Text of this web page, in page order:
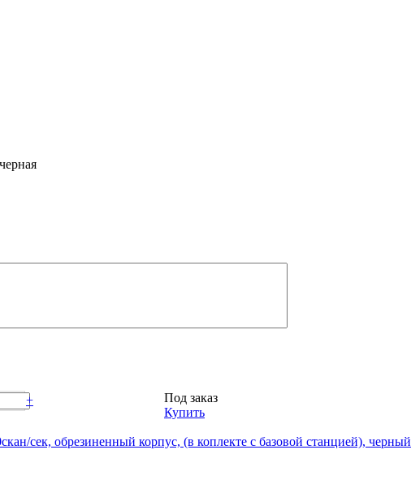
+
Под заказ
Купить
сек, обрезиненный корпус, (в коплекте с базовой станцией), черный